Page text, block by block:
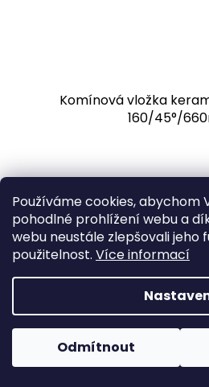
Používáme cookies, abychom
pohodlné prohlížení webu a
webu neustále zlepšovali jeho
použitelnost. Více informací
Odmítnout
Komínová vložka
160/45°/
1 909 Kč
Keramická vložka pro vytvoření
O
v
á
NAČÍST
S
r
á
k
1 2